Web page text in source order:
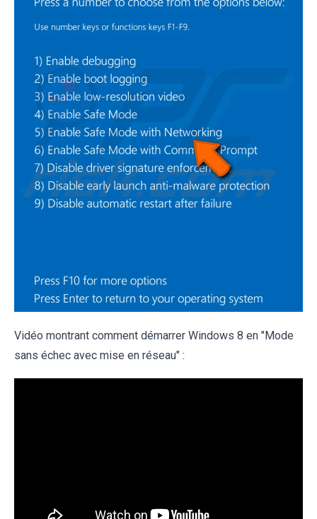
Vidéo montrant comment démarrer Windows 8 en "Mode
sans échec avec mise en réseau" :